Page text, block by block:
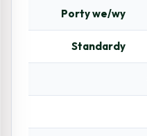
Porty we/wy
Standardy